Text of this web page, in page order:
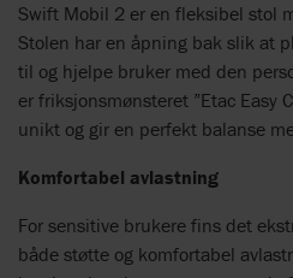
Swift Mobil 2 er en fleksibel stol
Stolen har en åpning bak slik at
til og hjelpe bruker med den
er friksjonsmønsteret ”Etac Easy
unikt og gir en perfekt balanse
Komfortabel avlastning
For sensitive brukere fins det
både støtte og komfortabel